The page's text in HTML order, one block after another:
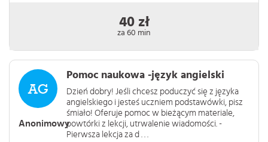
40 zł
za 60 min
Anonimowy
Pomoc naukowa -język angielski
Dzień dobry! Jeśli chcesz poduczyć się z języka
angielskiego i jesteś uczniem podstawówki, pisz
śmiało! Oferuje pomoc w bieżącym materiale,
powtórki z lekcji, utrwalenie wiadomości. -
Pierwsza lekcja za d . . .